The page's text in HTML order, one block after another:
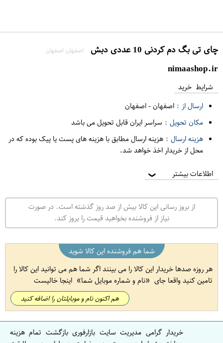
چای تی بگ دم کردنی 10 عددی دبش اصفهان اصفهان
nimaashop.ir
شرایط خرید
ارسال از : اصفهان-اصفهان
مکان تحویل : سراسر ایران قابل تحویل می باشد
هزینه ارسال : هزینه ارسال مطابق با هزینه های پست یا پیک بوده که در
محل از خریدار اخذ خواهد شد.
اطلاعات بیشتر ❯
از بروز رسانی این کالا بیش از صد روز گذشته است. در صورت
نیاز از فروشنده بخواهید قیمت را بروز کند.
شما هم فروشنده این کالا شوید
هر روزه صدها خریدار این کالا را می بینند اگر شما هم می توانید این کالا را
تامین کنید واقعا جای
نام و شماره موبایل شما اینجا خالیست
هم اکنون نام و موبایلتان را اضافه کنید
خریدار گرامی مدیریت سایت بازارفوری بازگشت تمام هزینه